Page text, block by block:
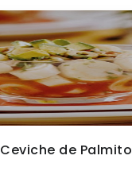
Ceviche de Palmito